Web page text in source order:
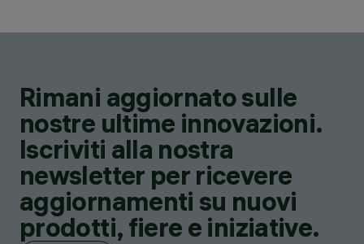
Rimani aggiornato sulle
nostre ultime innovazioni.
Iscriviti alla nostra
newsletter per ricevere
aggiornamenti su nuovi
prodotti, fiere e iniziative.